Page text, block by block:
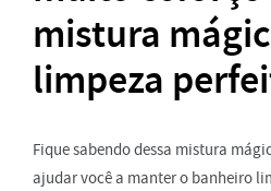
mistura
limpeza
Fique sabendo dessa mistura
ajudar você a manter o banheiro